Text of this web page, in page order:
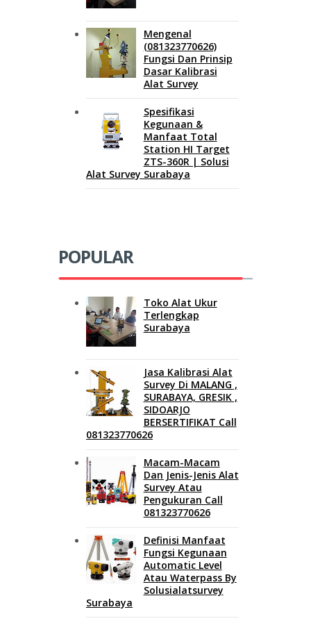
Mengenal
(081323770626)
Fungsi Dan Prinsip
Dasar Kalibrasi
Alat Survey
Spesifikasi
Kegunaan &
Manfaat Total
Station HI Target
ZTS-360R | Solusi
Alat Survey Surabaya
POPULAR
Toko Alat Ukur
Terlengkap
Surabaya
Jasa Kalibrasi Alat
Survey Di MALANG ,
SURABAYA, GRESIK ,
SIDOARJO
BERSERTIFIKAT Call
081323770626
Macam-Macam
Dan Jenis-Jenis Alat
Survey Atau
Pengukuran Call
081323770626
Definisi Manfaat
Fungsi Kegunaan
Automatic Level
Atau Waterpass By
Solusialatsurvey
Surabaya